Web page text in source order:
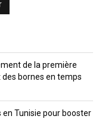
de la première
des bornes en temps
en Tunisie pour booster